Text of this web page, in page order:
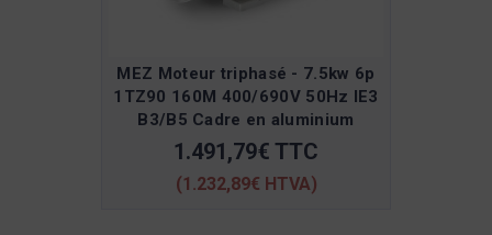
MEZ Moteur triphasé - 7.5kw 6p
1TZ90 160M 400/690V 50Hz IE3
B3/B5 Cadre en aluminium
1.491,79€ TTC
(1.232,89€ HTVA)